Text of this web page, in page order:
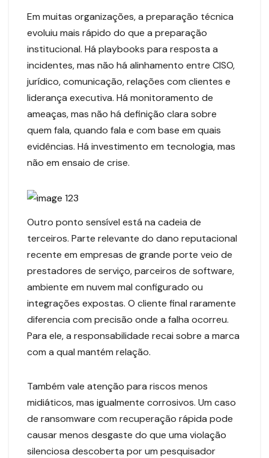
Em muitas organizações, a preparação técnica
evoluiu mais rápido do que a preparação
institucional. Há playbooks para resposta a
incidentes, mas não há alinhamento entre CISO,
jurídico, comunicação, relações com clientes e
liderança executiva. Há monitoramento de
ameaças, mas não há definição clara sobre
quem fala, quando fala e com base em quais
evidências. Há investimento em tecnologia, mas
não em ensaio de crise.
Outro ponto sensível está na cadeia de
terceiros. Parte relevante do dano reputacional
recente em empresas de grande porte veio de
prestadores de serviço, parceiros de software,
ambiente em nuvem mal configurado ou
integrações expostas. O cliente final raramente
diferencia com precisão onde a falha ocorreu.
Para ele, a responsabilidade recai sobre a marca
com a qual mantém relação.
Também vale atenção para riscos menos
midiáticos, mas igualmente corrosivos. Um caso
de ransomware com recuperação rápida pode
causar menos desgaste do que uma violação
silenciosa descoberta por um pesquisador